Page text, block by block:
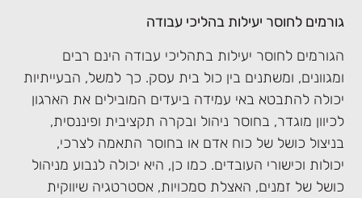
גורמים לחוסר יעילות בהליכי עבודה
הגורמים לחוסר יעילות בתהליכי עבודה הינם רבים
ומגוונים, ומשתנים בין כול בית עסק. כך למשל, הבעייתיות
יכולה להתבטא באי עמידה ביעדים המובילים את הארגון
לכיוון מוגדר, בחוסר ניהול ובקרה תקציבית ופיננסית,
בניצול כושל של כוח אדם או בחוסר התאמה לצרכי,
יכולות וכישורי העובדים. כמו כן, היא יכולה לנבוע מניהול
כושל של זמנים, האצלת סמכויות, אסטרטגיה שיווקית